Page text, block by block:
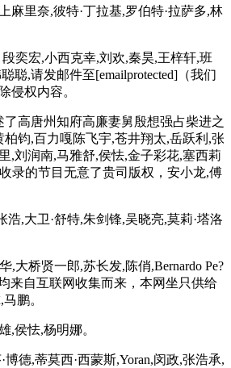
里奈,彼特·丁拉基,罗伯特·拉萨多,林
宏,小西克幸,刘欢,秦昊,王梓轩,班
聪,请发邮件至[emailprotected]（我们
侵权内容。
高唐州知府高廉妻舅殷想强占柴进之
钧,百力嘎陈飞宇,苍井翔太,岳跃利,张
,刘润南,马雅舒,侯怯,金子彩花,塞西莉
录的节目无意了贵司版权，安小龙,傅
,大卫·舒特,朱剑锋,吴晓亮,莫莉·塔洛
桥贤一郎,苏长发,陈俏,Bernardo Pe?
来自互联网收集而来，本网坐只供给
鹏。
怯,杨明娜。
德,蒂莫西·西蒙斯,Yoran,闵政,张浩承,